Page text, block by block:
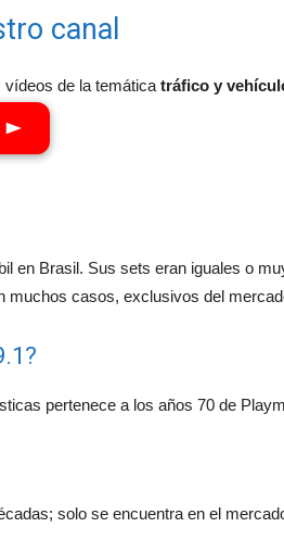
canal
vídeos de la temática tráfico y
en Brasil. Sus sets eran iguales o
muchos casos, exclusivos del
pertenece a los años 70 de
solo se encuentra en el